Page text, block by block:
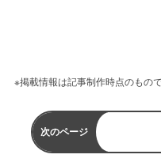
※掲載情報は記事制作時点のもの
次のページ